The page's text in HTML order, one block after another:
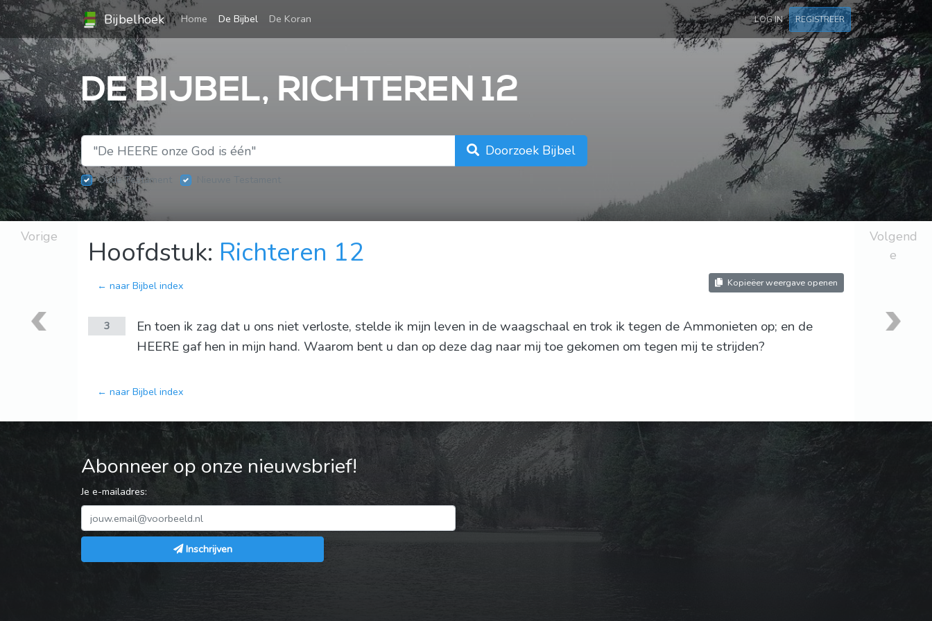
Bijbelhoek Home (current)
De Bijbel De Koran LOG IN REGISTREER
DE BIJBEL, RICHTEREN 12
Doorzoek Bijbel
Oude Testament
Vorige Hoofdstuk: Richteren 12
← naar Bijbel index Kopieëer weergave openen
3
En toen ik zag dat u ons niet verloste, stelde ik mijn leven in de waagschaal en trok ik tegen de Ammonieten op; en de
HEERE gaf hen in mijn hand. Waarom bent u dan op deze dag naar mij toe gekomen om tegen mij te strijden?
← naar Bijbel index
Volgend
e
Abonneer op onze nieuwsbrief!
Je e-mailadres:
Inschrijven